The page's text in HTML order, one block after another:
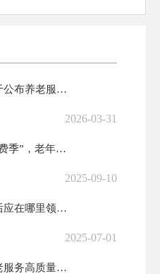
定西市安定区民政局关于公布养老服务突出问题整治线索举报渠道的公告
2026-03-31
安定区启动“养老服务消费季”，老年助餐优惠券来了！
2025-09-10
在多个城市工作过，最后应在哪里领基本养老金？
2025-07-01
关于印发《促进普惠养老服务高质量发展的若干措施》的通知(发改体改〔2...